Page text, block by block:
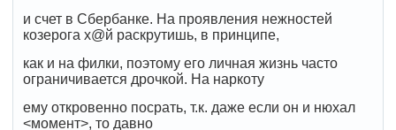
и счет в Сбербанке. На проявления нежностей
козерога х@й раскрутишь, в принципе,
как и на филки, поэтому его личная жизнь часто
ограничивается дрочкой. На наркоту
ему откровенно посрать, т.к. даже если он и нюхал
<момент>, то давно